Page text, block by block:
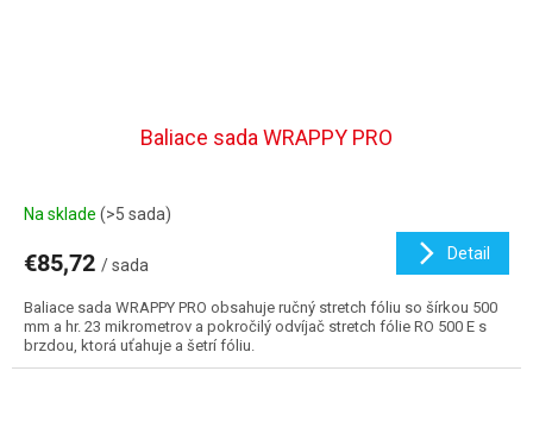
Baliace sada WRAPPY PRO
Na sklade (>5 sada)
€85,72 / sada
Detail
Baliace sada WRAPPY PRO obsahuje ručný stretch fóliu so šírkou 500
mm a hr. 23 mikrometrov a pokročilý odvíjač stretch fólie RO 500 E s
brzdou, ktorá uťahuje a šetrí fóliu.